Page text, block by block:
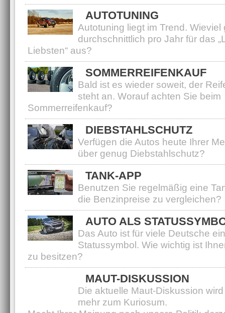
AUTOTUNING
Autotuning liegt im Trend. Wieviel
durchschnittlich pro Jahr für das
Liebsten“ aus?
SOMMERREIFENKAUF
Bald ist es wieder soweit, der
steht an. Worauf achten Sie beim
Sommerreifenkauf?
DIEBSTAHLSCHUTZ
Verfügen die Autos heute Ihrer
über genug Diebstahlschutz?
TANK-APP
Benutzen Sie regelmäßig eine
die Benzinpreise zu vergleichen?
AUTO ALS
Das Auto ist für viele Deutsche
Statussymbol. Wie wichtig ist
zu besitzen?
MAUT-DISKUSSION
Die aktuelle Maut-Diskussion
mehr zum Kuriosum.